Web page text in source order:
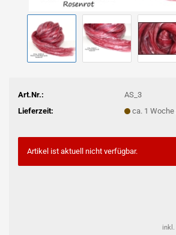
Art.Nr.:
AS_3
Lieferzeit:
ca. 1 Woche
Artikel ist aktuell nicht verfügbar.
inkl.